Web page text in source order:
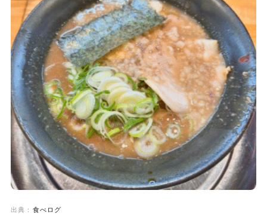
出典： 食べログ